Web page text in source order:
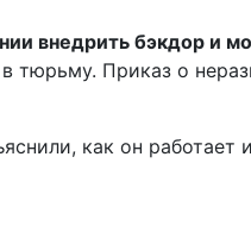
внедрить бэкдор и
тюрьму. Приказ о
как он работает